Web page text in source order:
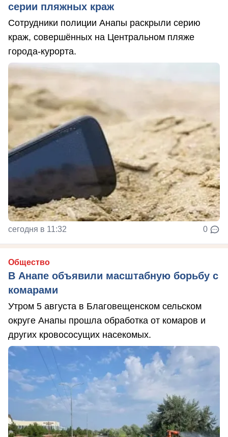
серии пляжных краж
Сотрудники полиции Анапы раскрыли серию
краж, совершённых на Центральном пляже
города-курорта.
сегодня в 11:32 0
Общество
В Анапе объявили масштабную борьбу с
комарами
Утром 5 августа в Благовещенском сельском
округе Анапы прошла обработка от комаров и
других кровососущих насекомых.